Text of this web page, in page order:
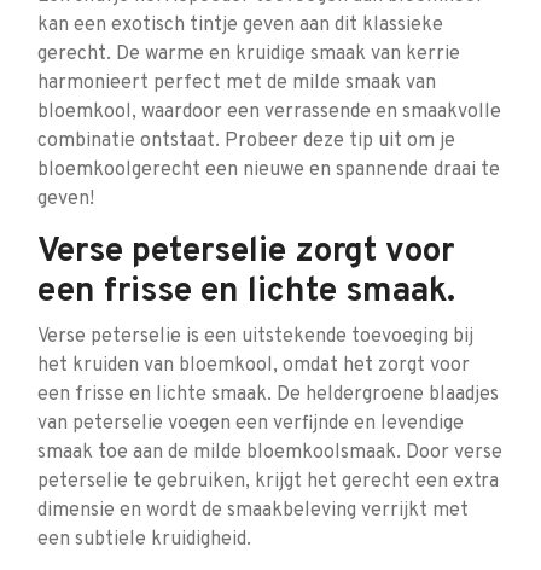
kan een exotisch tintje geven aan dit klassieke
gerecht. De warme en kruidige smaak van kerrie
harmonieert perfect met de milde smaak van
bloemkool, waardoor een verrassende en smaakvolle
combinatie ontstaat. Probeer deze tip uit om je
bloemkoolgerecht een nieuwe en spannende draai te
geven!
Verse peterselie zorgt voor
een frisse en lichte smaak.
Verse peterselie is een uitstekende toevoeging bij
het kruiden van bloemkool, omdat het zorgt voor
een frisse en lichte smaak. De heldergroene blaadjes
van peterselie voegen een verfijnde en levendige
smaak toe aan de milde bloemkoolsmaak. Door verse
peterselie te gebruiken, krijgt het gerecht een extra
dimensie en wordt de smaakbeleving verrijkt met
een subtiele kruidigheid.